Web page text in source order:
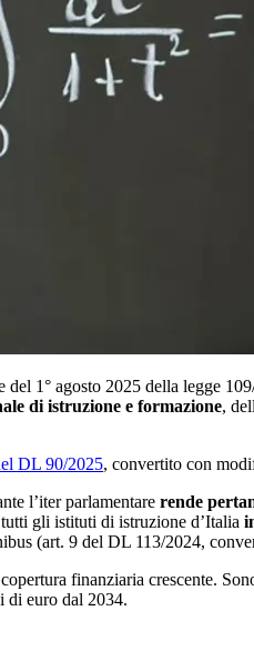
1° agosto 2025 della legge
di istruzione e formazione,
DL 90/2025, convertito con
l’iter parlamentare rende
gli istituti di istruzione d’Italia
(art. 9 del DL 113/2024,
finanziaria crescente.
di euro dal 2034.